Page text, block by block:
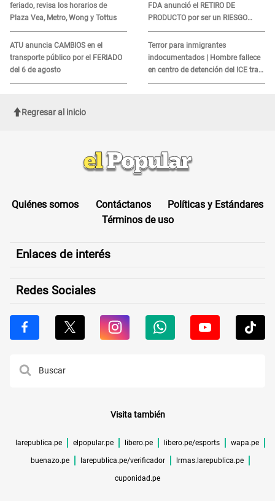
feriado, revisa los horarios de
Plaza Vea, Metro, Wong y Tottus
ATU anuncia CAMBIOS en el
transporte público por el FERIADO
del 6 de agosto
FDA anunció el RETIRO DE
PRODUCTO por ser un RIESGO
MORTAL para consumidores: ¿Cuál
es?
Terror para inmigrantes
indocumentados | Hombre fallece
en centro de detención del ICE tras
sufrir una "emergencia médica"
Regresar al inicio
Quiénes somos Contáctanos
Políticas y Estándares
Términos de uso
Enlaces de interés
Redes Sociales
Visita también
larepublica.pe elpopular.pe libero.pe libero.pe/esports wapa.pe
buenazo.pe larepublica.pe/verificador lrmas.larepublica.pe
cuponidad.pe